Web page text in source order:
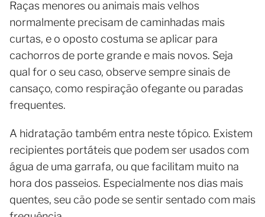
Raças menores ou animais mais velhos
normalmente precisam de caminhadas mais
curtas, e o oposto costuma se aplicar para
cachorros de porte grande e mais novos. Seja
qual for o seu caso, observe sempre sinais de
cansaço, como respiração ofegante ou paradas
frequentes.
A hidratação também entra neste tópico. Existem
recipientes portáteis que podem ser usados ​​com
água de uma garrafa, ou que facilitam muito na
hora dos passeios. Especialmente nos dias mais
quentes, seu cão pode se sentir sentado com mais